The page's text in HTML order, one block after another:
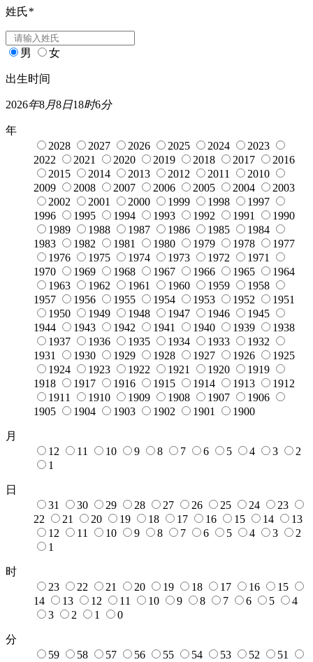
姓氏*
男 女
出生时间
2026年8月8日18时6分
年
2028
2027 2026 2025 2024
2023
2022
2021 2020 2019 2018 2017
2016
2015
2014 2013 2012 2011
2010
2009
2008 2007 2006 2005 2004
2003
2002
2001 2000 1999 1998
1997
1996
1995 1994 1993 1992 1991
1990
1989
1988 1987 1986 1985
1984
1983
1982 1981 1980 1979 1978
1977
1976
1975 1974 1973 1972
1971
1970
1969 1968 1967 1966 1965
1964
1963
1962 1961 1960 1959
1958
1957
1956 1955 1954 1953 1952
1951
1950
1949 1948 1947 1946
1945
1944
1943 1942 1941 1940 1939
1938
1937
1936 1935 1934 1933
1932
1931
1930 1929 1928 1927 1926
1925
1924
1923 1922 1921 1920
1919
1918
1917 1916 1915 1914 1913
1912
1911
1910 1909 1908 1907
1906
1905
1904 1903 1902 1901 1900
月
12
11 10 9 8 7 6 5 4 3
2
1
日
31
30 29 28 27 26 25 24
23
22
21 20 19 18 17 16 15 14
13
12
11 10 9 8 7 6 5 4 3
2
1
时
23
22 21 20 19 18 17 16
15
14
13 12 11 10 9 8 7 6 5
4
3
2 1 0
分
59
58 57 56 55 54 53 52
51